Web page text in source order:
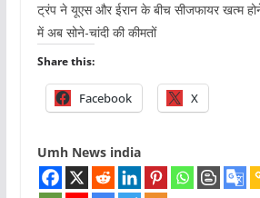
ट्रंप ने यूएस और ईरान के बीच सीजफायर खत्म
में अब सोने-चांदी की कीमतों
Share this:
Facebook X
Umh News india